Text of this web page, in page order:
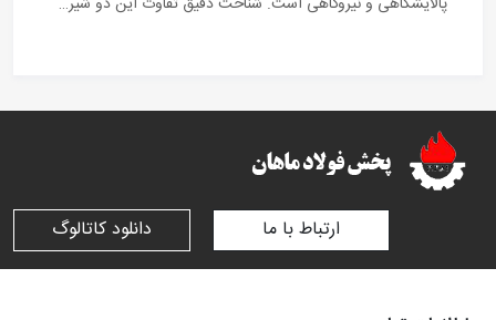
ارتباط با ما دانلود کاتالوگ